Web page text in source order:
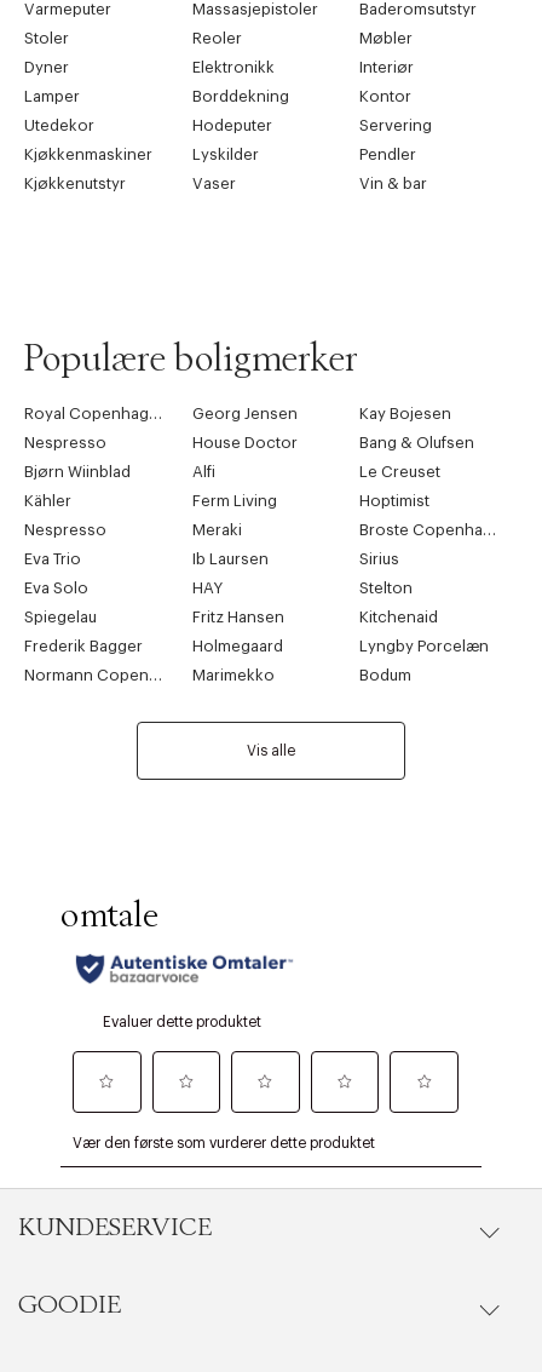
Varmeputer
Massasjepistoler
Baderomsutstyr
Stoler
Reoler
Møbler
Dyner
Elektronikk
Interiør
Lamper
Borddekning
Kontor
Utedekor
Hodeputer
Servering
Kjøkkenmaskiner
Lyskilder
Pendler
Kjøkkenutstyr
Vaser Vin & bar
Populære boligmerker
Royal Copenhagen Georg Jensen
Kay Bojesen
Nespresso
House Doctor
Bang & Olufsen
Bjørn Wiinblad
Alfi
Le Creuset
Kähler
Ferm Living
Hoptimist
Nespresso
Meraki
Broste Copenhagen
Eva Trio
Ib Laursen
Sirius
Eva Solo
HAY
Stelton
Spiegelau
Fritz Hansen
Kitchenaid
Frederik Bagger
Holmegaard
Lyngby Porcelæn
Normann Copenhagen
Marimekko Bodum
Vis alle
KUNDESERVICE
Gå til kundeservice
GOODIE